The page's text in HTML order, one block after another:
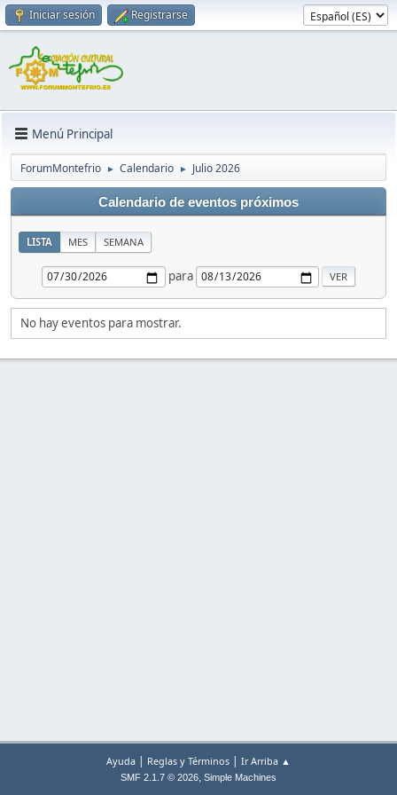
Iniciar sesión Registrarse
Menú Principal
ForumMontefrio ► Calendario ► Julio 2026
Calendario de eventos próximos
LISTA MES SEMANA
para
No hay eventos para mostrar.
Ayuda | Reglas y Términos | Ir Arriba ▲
SMF 2.1.7 © 2026, Simple Machines